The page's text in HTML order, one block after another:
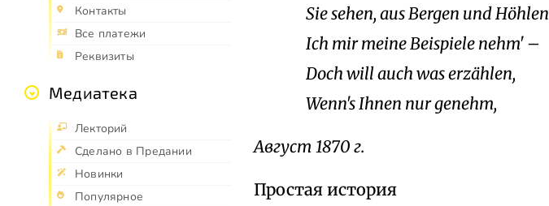
Контакты
Все платежи
Реквизиты
Медиатека
Лекторий
Сделано в Предании
Новинки
Популярное
Sie sehen, aus Bergen und Höhlen
Ich mir meine Beispiele nehm' –
Doch will auch was erzählen,
Wenn's Ihnen nur genehm,
Август 1870 г.
Простая история